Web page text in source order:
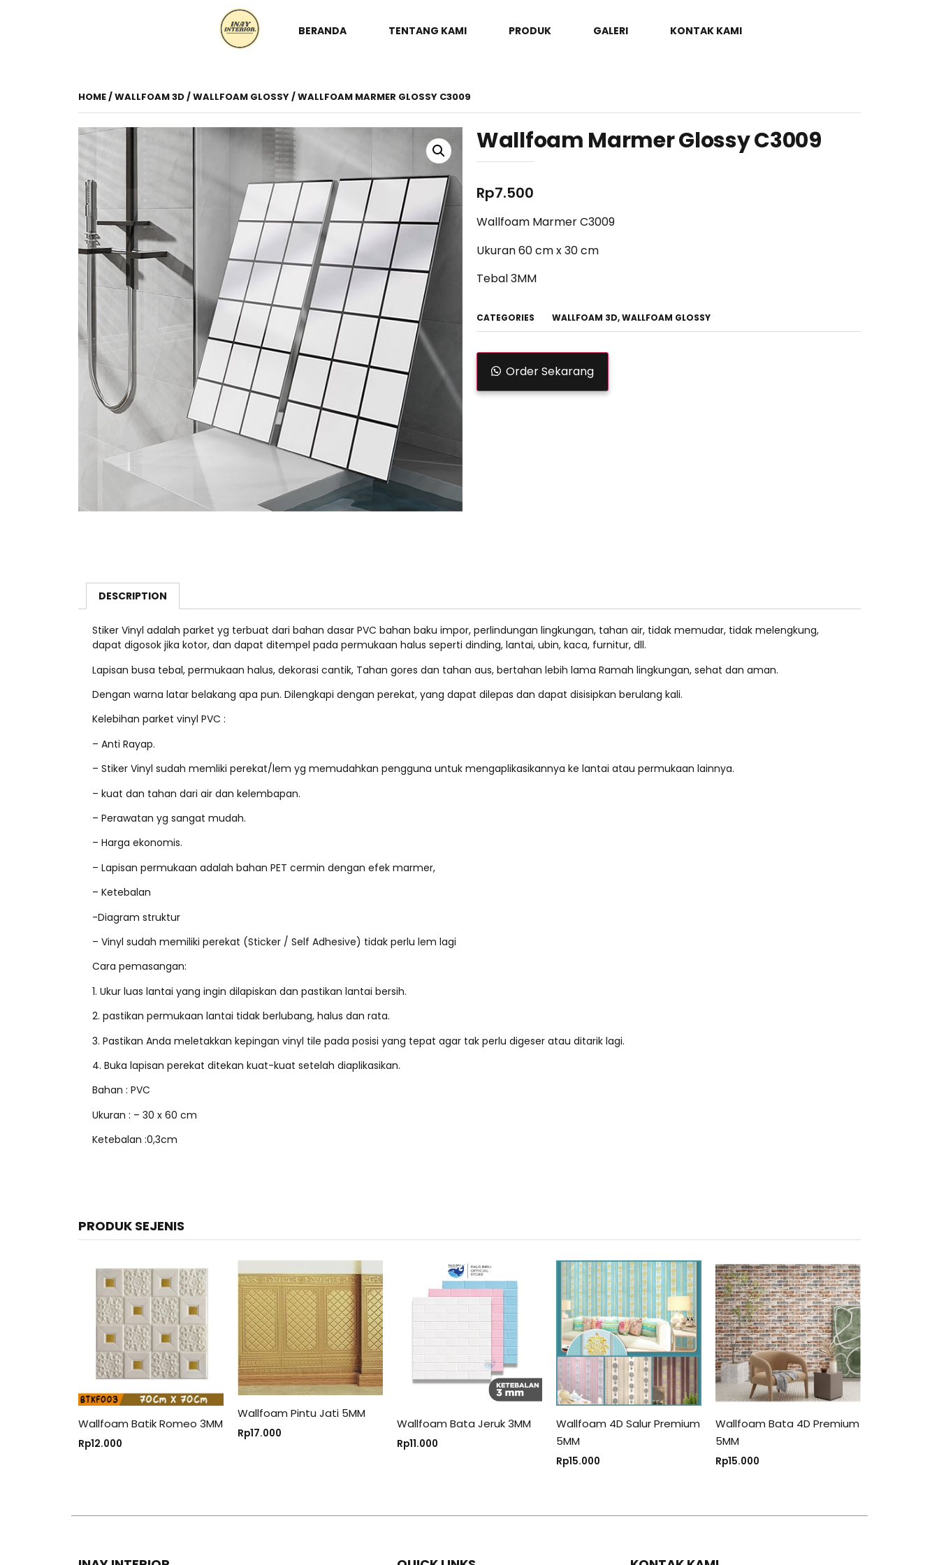
BERANDA TENTANG KAMI PRODUK GALERI KONTAK KAMI
HOME/WALLFOAM 3D/WALLFOAM GLOSSY/ WALLFOAM MARMER GLOSSY C3009
Wallfoam Marmer Glossy C3009
Rp7.500
Wallfoam Marmer C3009
Ukuran 60 cm x 30 cm
Tebal 3MM
CATEGORIES WALLFOAM 3D,WALLFOAM GLOSSY
Order Sekarang
DESCRIPTION
Stiker Vinyl adalah parket yg terbuat dari bahan dasar PVC bahan baku impor, perlindungan lingkungan, tahan air, tidak memudar, tidak melengkung,
dapat digosok jika kotor, dan dapat ditempel pada permukaan halus seperti dinding, lantai, ubin, kaca, furnitur, dll.
Lapisan busa tebal, permukaan halus, dekorasi cantik, Tahan gores dan tahan aus, bertahan lebih lama Ramah lingkungan, sehat dan aman.
Dengan warna latar belakang apa pun. Dilengkapi dengan perekat, yang dapat dilepas dan dapat disisipkan berulang kali.
Kelebihan parket vinyl PVC :
– Anti Rayap.
– Stiker Vinyl sudah memliki perekat/lem yg memudahkan pengguna untuk mengaplikasikannya ke lantai atau permukaan lainnya.
– kuat dan tahan dari air dan kelembapan.
– Perawatan yg sangat mudah.
– Harga ekonomis.
– Lapisan permukaan adalah bahan PET cermin dengan efek marmer,
– Ketebalan
-Diagram struktur
– Vinyl sudah memiliki perekat (Sticker / Self Adhesive) tidak perlu lem lagi
Cara pemasangan:
1. Ukur luas lantai yang ingin dilapiskan dan pastikan lantai bersih.
2. pastikan permukaan lantai tidak berlubang, halus dan rata.
3. Pastikan Anda meletakkan kepingan vinyl tile pada posisi yang tepat agar tak perlu digeser atau ditarik lagi.
4. Buka lapisan perekat ditekan kuat-kuat setelah diaplikasikan.
Bahan : PVC
Ukuran : – 30 x 60 cm
Ketebalan :0,3cm
PRODUK SEJENIS
Wallfoam Batik Romeo 3MM
Rp12.000
Wallfoam Pintu Jati 5MM
Rp17.000
Wallfoam Bata Jeruk 3MM
Rp11.000
Wallfoam 4D Salur Premium
5MM
Rp15.000
Wallfoam Bata 4D Premium
5MM
Rp15.000